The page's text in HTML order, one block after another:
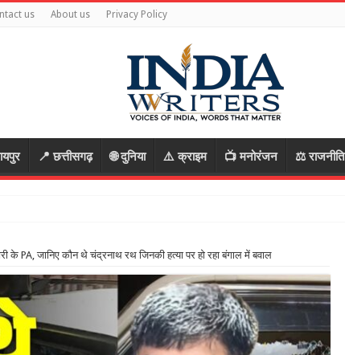
us About us Privacy Policy
📍 छत्तीसगढ़ 🌐 दुनिया ⚠️ क्राइम 📺 मनोरंजन ⚖️ राजनीति
के PA, जानिए कौन थे चंद्रनाथ रथ जिनकी हत्या पर हो रहा बंगाल में बवाल